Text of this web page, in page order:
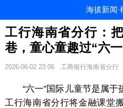
海拔新闻·
工行海南省分行：
巷，童心童趣过“六
2026-06-02 23:06 工商银行海南省分行
“六一”国际儿童节是属于
工行海南省分行将金融课堂